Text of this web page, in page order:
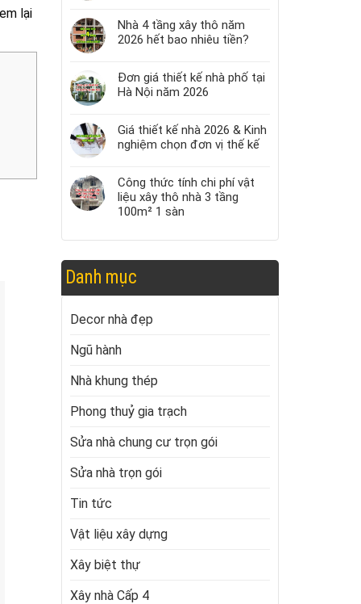
lại
Nhà 4 tầng xây thô năm
2026 hết bao nhiêu tiền?
Đơn giá thiết kế nhà phố tại
Hà Nội năm 2026
Giá thiết kế nhà 2026 & Kinh
nghiệm chọn đơn vị thế kế
Công thức tính chi phí vật
liệu xây thô nhà 3 tầng
100m² 1 sàn
Danh mục
Decor nhà đẹp
Ngũ hành
Nhà khung thép
Phong thuỷ gia trạch
Sửa nhà chung cư trọn gói
Sửa nhà trọn gói
Tin tức
Vật liệu xây dựng
Xây biệt thự
Xây nhà Cấp 4